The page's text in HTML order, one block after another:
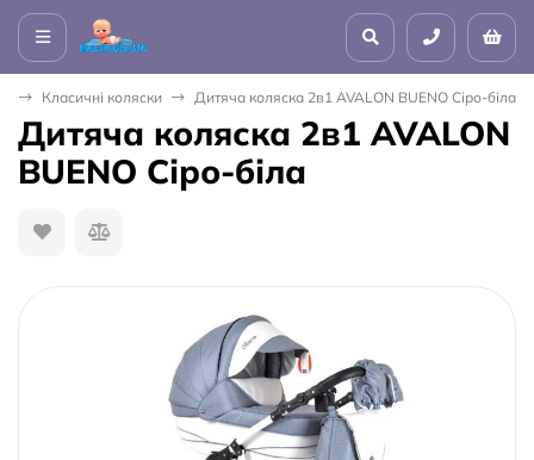
Класичні коляски Дитяча коляска 2в1 AVALON BUENO Сіро-біла
Дитяча коляска 2в1 AVALON
BUENO Сіро-біла